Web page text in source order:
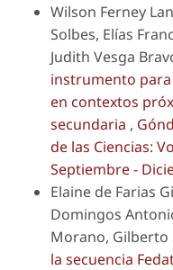
Wilson Ferney
Solbes, Elías
Judith Vesga
instrumento
en contextos
secundaria ,
de las Ciencias:
Septiembre -
Elaine de Farias
Domingos
Morano, Gilberto
la secuencia